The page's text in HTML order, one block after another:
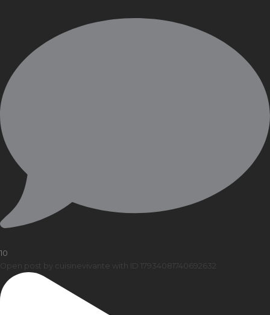
10
Open post by cuisinevivante with ID 17934081740692632